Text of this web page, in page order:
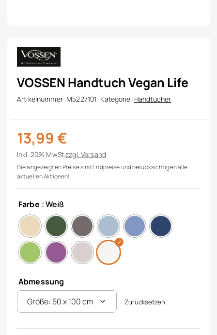
VOSSEN Handtuch Vegan Life
Artikelnummer: M5227101 Kategorie: Handtücher
13,99 €
Inkl. 20% MwSt.zzgl. Versand
Die angezeigten Preise sind Endpreise und berücksichtigen alle
aktuellen Aktionen!
Farbe : Weiß
Abmessung
Zurücksetzen